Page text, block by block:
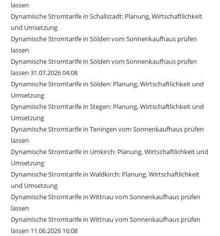
lassen
Dynamische Stromtarife in Schallstadt: Planung, Wirtschaftlichkeit
und Umsetzung
Dynamische Stromtarife in Sölden vom Sonnenkaufhaus prüfen
lassen
Dynamische Stromtarife in Sölden vom Sonnenkaufhaus prüfen
lassen 31.07.2026 04:08
Dynamische Stromtarife in Sölden: Planung, Wirtschaftlichkeit und
Umsetzung
Dynamische Stromtarife in Stegen: Planung, Wirtschaftlichkeit und
Umsetzung
Dynamische Stromtarife in Teningen vom Sonnenkaufhaus prüfen
lassen
Dynamische Stromtarife in Umkirch: Planung, Wirtschaftlichkeit und
Umsetzung
Dynamische Stromtarife in Waldkirch: Planung, Wirtschaftlichkeit
und Umsetzung
Dynamische Stromtarife in Wittnau vom Sonnenkaufhaus prüfen
lassen
Dynamische Stromtarife in Wittnau vom Sonnenkaufhaus prüfen
lassen 11.06.2026 16:08